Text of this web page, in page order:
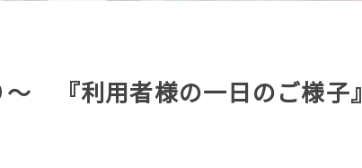
『利用者様の一日のご様子』